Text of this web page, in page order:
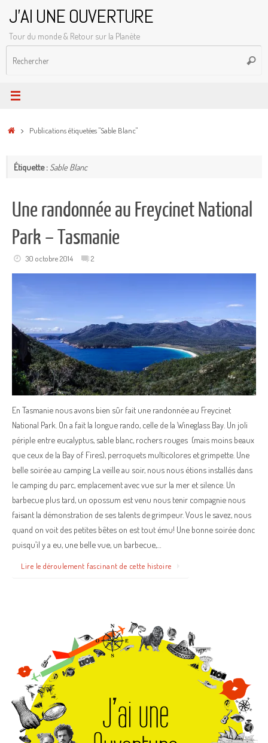
contenu
J'AI UNE OUVERTURE
Tour du monde & Retour sur la Planète
AccueilPublications étiquetées "Sable Blanc"
Étiquette : Sable Blanc
Une randonnée au Freycinet National
Park – Tasmanie
30 octobre 2014 2
En Tasmanie nous avons bien sûr fait une randonnée au Freycinet
National Park. On a fait la longue rando, celle de la Wineglass Bay. Un joli
périple entre eucalyptus, sable blanc, rochers rouges (mais moins beaux
que ceux de la Bay of Fires), perroquets multicolores et grimpette. Une
belle soirée au camping La veille au soir, nous nous étions installés dans
le camping du parc, emplacement avec vue sur la mer et silence. Un
barbecue plus tard, un opossum est venu nous tenir compagnie nous
faisant la démonstration de ses talents de grimpeur. Vous le savez, nous
quand on voit des petites bêtes on est tout ému! Une bonne soirée donc
puisqu’il y a eu, une belle vue, un barbecue,…
Lire le déroulement fascinant de cette histoire